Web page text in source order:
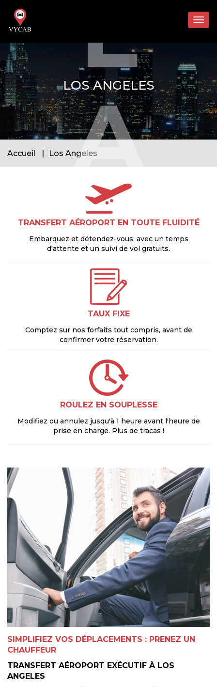
LOS ANGELES
L
A
Accueil Los Angeles
TRANSFERT AÉROPORT EN TOUTE FLUIDITÉ
Embarquez et détendez-vous, avec un temps
d'attente et un suivi de vol gratuits.
TAUX FIXE
Comptez sur nos forfaits tout compris, avant de
confirmer votre réservation.
ROULEZ EN SOUPLESSE
Modifiez ou annulez jusqu'à 1 heure avant l'heure de
prise en charge. Plus de tracas !
SIMPLIFIEZ VOS DÉPLACEMENTS : PRENEZ UN
CHAUFFEUR
TRANSFERT AÉROPORT EXÉCUTIF À LOS
ANGELES